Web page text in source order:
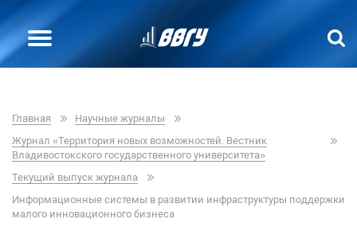
Главная
Научные журналы
Журнал «Территория новых возможностей. Вестник
Владивостокского государственного университета»
Текущий выпуск журнала
Информационные системы в развитии инфраструктуры поддержки
малого инновационного бизнеса